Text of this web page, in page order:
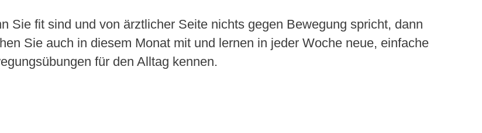
Sie fit sind und von ärztlicher Seite nichts gegen Bewegung spricht, dann
Sie auch in diesem Monat mit und lernen in jeder Woche neue, einfache
für den Alltag kennen.